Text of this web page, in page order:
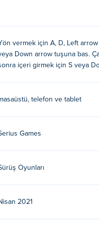
bir arabaya atladıktan
vermek için A, D, Left
Down arrow tuşuna bas.
içeri girmek için S veya
telefon ve tablet
Games
Oyunları
2021